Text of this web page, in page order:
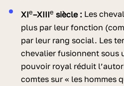
XIe–XIIIe siècle :Les
plus par leur fonction
par leur rang social. Les
chevalier fusionnent sous
pouvoir royal réduit
comtes sur « les hommes